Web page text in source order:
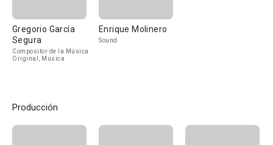
Gregorio García
Segura
Compositor de la Música
Original, Música
Enrique Molinero
Sound
Producción